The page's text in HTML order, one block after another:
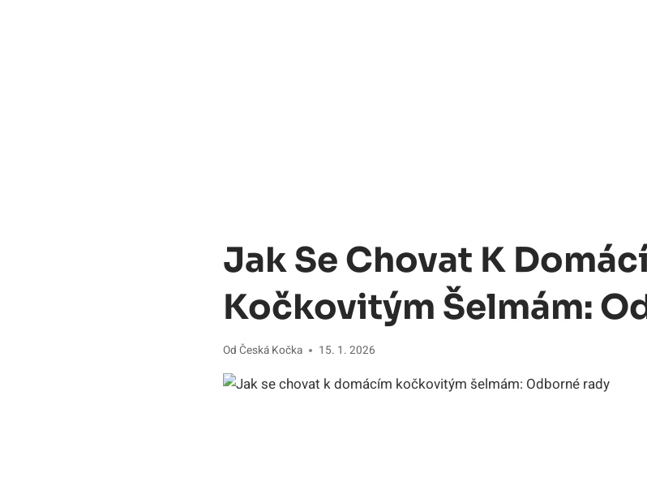
Jak Se Chovat K
Kočkovitým Šelmám:
Od Česká Kočka 15. 1. 2026